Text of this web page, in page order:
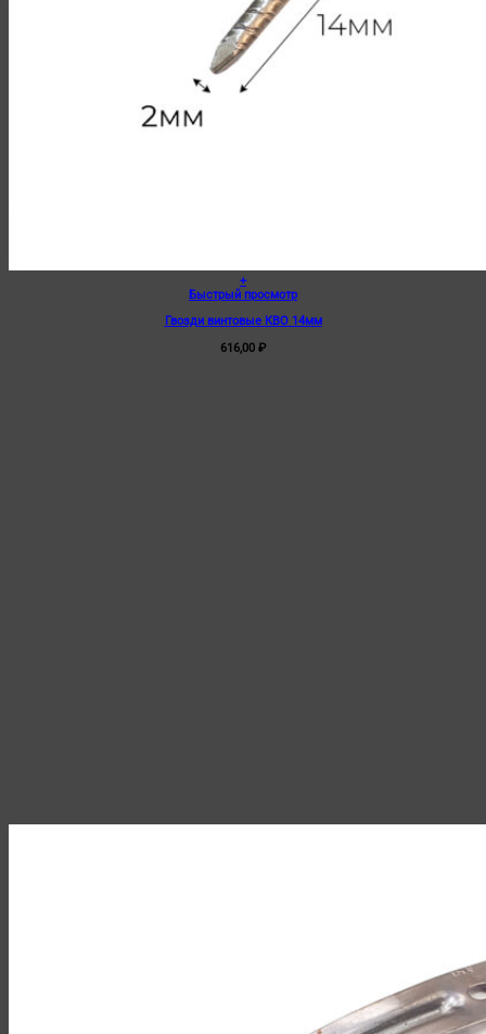
+
Быстрый просмотр
Гвозди винтовые КВО 14мм
616,00 ₽